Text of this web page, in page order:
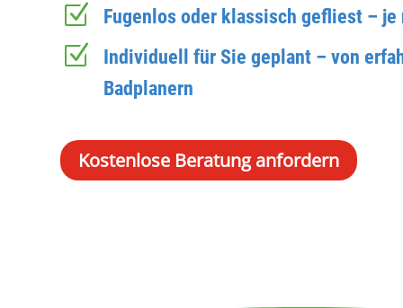
Z Fugenlos oder klassisch gefliest – je
Z
Individuell für Sie geplant – von
Badplanern
Kostenlose Beratung anfordern